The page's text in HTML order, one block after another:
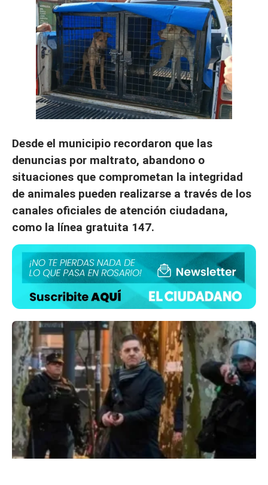
Desde el municipio recordaron que las
denuncias por maltrato, abandono o
situaciones que comprometan la integridad
de animales pueden realizarse a través de los
canales oficiales de atención ciudadana,
como la línea gratuita 147.